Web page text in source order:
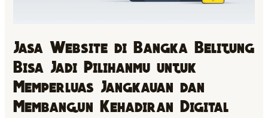
Jasa Website di Bangka Belitung
Bisa Jadi Pilihanmu untuk
Memperluas Jangkauan dan
Membangun Kehadiran Digital
dan
Membangun
Kehadiran
Digital